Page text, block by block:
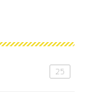
25